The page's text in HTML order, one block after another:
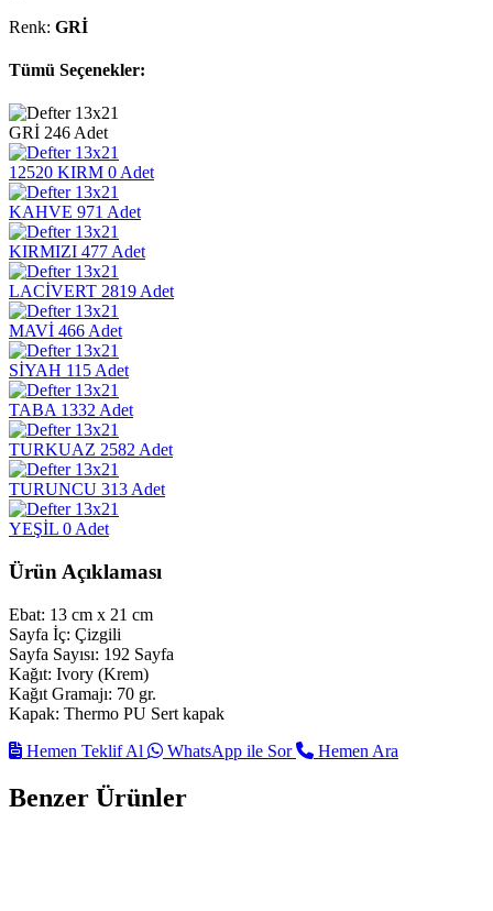
Renk: GRİ
Tümü Seçenekler:
GRİ 246 Adet
12520 KIRM 0 Adet
KAHVE 971 Adet
KIRMIZI 477 Adet
LACİVERT 2819 Adet
MAVİ 466 Adet
SİYAH 115 Adet
TABA 1332 Adet
TURKUAZ 2582 Adet
TURUNCU 313 Adet
YEŞİL 0 Adet
Ürün Açıklaması
Ebat: 13 cm x 21 cm
Sayfa İç: Çizgili
Sayfa Sayısı: 192 Sayfa
Kağıt: Ivory (Krem)
Kağıt Gramajı: 70 gr.
Kapak: Thermo PU Sert kapak
Hemen Teklif Al
WhatsApp ile Sor Hemen Ara
Benzer Ürünler